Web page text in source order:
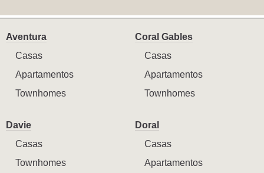
Aventura
Casas
Apartamentos
Townhomes
Coral Gables
Casas
Apartamentos
Townhomes
Davie
Casas
Townhomes
Doral
Casas
Apartamentos